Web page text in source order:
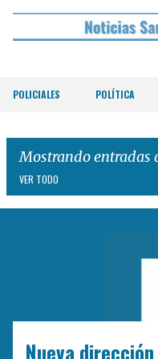
Ir al
POLICIALES POLÍTICA
Mostrando entradas
VER TODO
Nueva